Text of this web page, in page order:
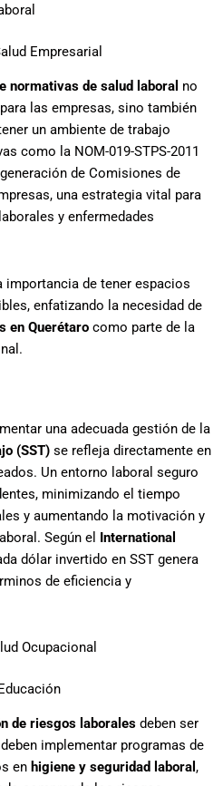
Empresarial
normativas de salud laboral no
las empresas, sino también
un ambiente de trabajo
como la NOM-019-STPS-2011
de Comisiones de
una estrategia vital para
y enfermedades
importancia de tener espacios
enfatizando la necesidad de
en Querétaro como parte de la
una adecuada gestión de la
(SST) se refleja directamente en
Un entorno laboral seguro
minimizando el tiempo
y aumentando la motivación y
Según el International
dólar invertido en SST genera
de eficiencia y
Ocupacional
de riesgos laborales deben ser
implementar programas de
en higiene y seguridad laboral ,